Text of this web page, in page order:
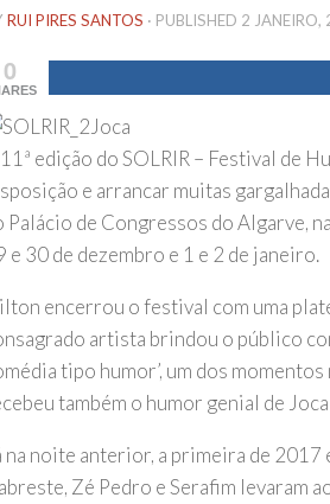
RUI PIRES SANTOS · PUBLISHED 2 JANEIRO,
0
edição do SOLRIR – Festival de
e arrancar muitas
Palácio de Congressos do Algarve,
e 30 de dezembro e 1 e 2 de janeiro.
encerrou o festival com uma
artista brindou o público
tipo humor’, um dos
também o humor genial de
na noite anterior, a primeira de 2017
Zé Pedro e Serafim levaram